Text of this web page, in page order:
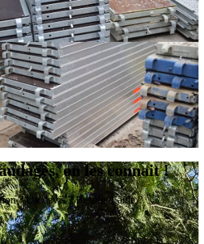
on les connait !
? Un devis ? Besoin d’aide ?